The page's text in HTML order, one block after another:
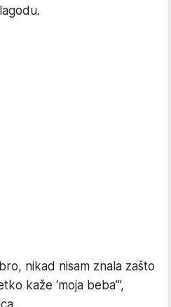
nikad nisam znala zašto
kaže ‘moja beba’”,